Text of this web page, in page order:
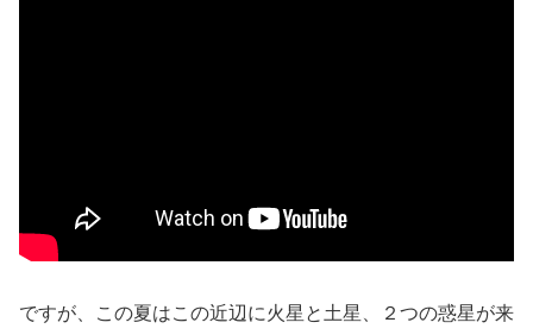
ですが、この夏はこの近辺に火星と土星、２つの惑星が来